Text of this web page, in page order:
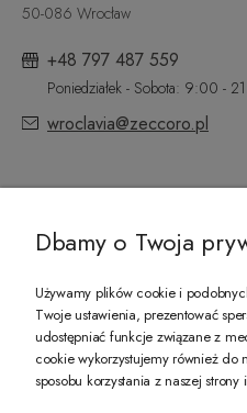
50-086 Wrocław
+48 797 487 559
Poniedziałek - Sobota: 9:00 -
wroclavia@zeccoro.pl
PREZENT DLA CIEBIE!
-10% na pierwsze zakupy na
Dbamy o Twoja
Używamy plików cookie i
Twoje ustawienia, prezentować
udostępniać funkcje związane z
cookie wykorzystujemy również
sposobu korzystania z naszej strony